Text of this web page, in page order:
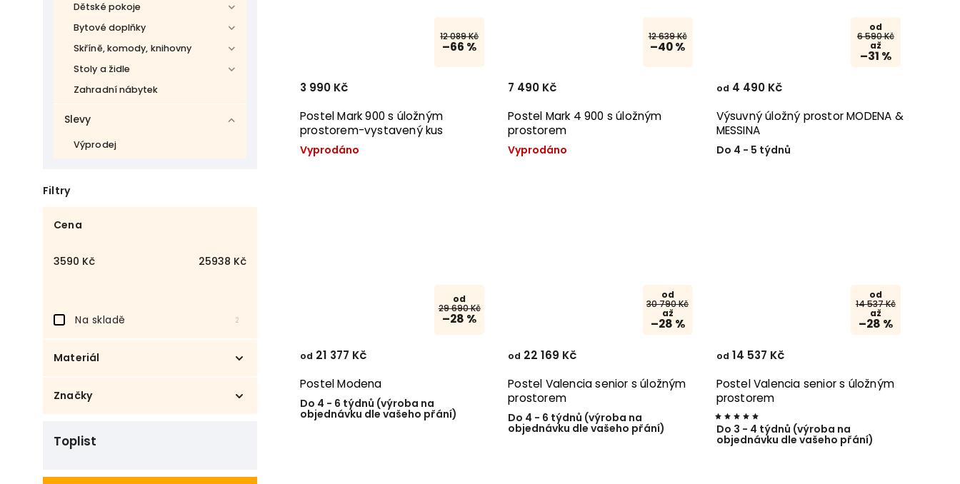
Dětské pokoje
Bytové doplňky
Skříně, komody, knihovny
Stoly a židle
Zahradní nábytek
Slevy
Výprodej
Filtry
Cena
3590 Kč 25938 Kč
Na skladě 2
Značky
Materiál
Buk cink
Toplist
12 089 Kč
–66 %
Postel Mark 900 s úložným
prostorem-vystavený kus
Vyprodáno
3 990 Kč
12 639 Kč
–40 %
Postel Mark 4 900 s úložným
prostorem
Vyprodáno
7 490 Kč
od
6 590 Kč
až
–31 %
Výsuvný úložný prostor MODENA &
MESSINA
Do 4 - 5 týdnů
od 4 490 Kč
od
29 690 Kč
–28 %
Postel Modena
Do 4 - 6 týdnů (výroba na
objednávku dle vašeho přání)
od 21 377 Kč
od
30 790 Kč
až
–28 %
Postel Valencia senior s úložným
prostorem
Do 4 - 6 týdnů (výroba na
objednávku dle vašeho přání)
od 22 169 Kč
od
14 537 Kč
až
–28 %
Postel Valencia senior s úložným
prostorem
Do 3 - 4 týdnů (výroba na
objednávku dle vašeho přání)
od 14 537 Kč